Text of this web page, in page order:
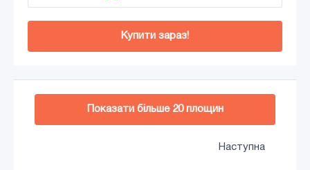
Купити зараз!
Додати в кошик
Показати більше 20 площин
Наступна